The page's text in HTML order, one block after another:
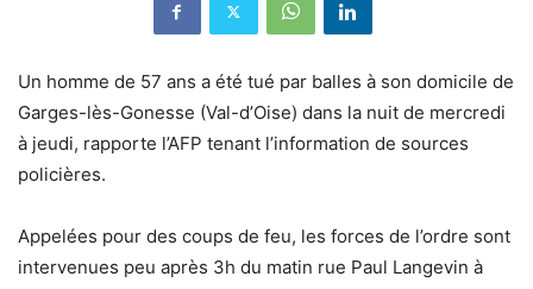
Un homme de 57 ans a été tué par balles à son domicile de
Garges-lès-Gonesse (Val-d’Oise) dans la nuit de mercredi
à jeudi, rapporte l’AFP tenant l’information de sources
policières.
Appelées pour des coups de feu, les forces de l’ordre sont
intervenues peu après 3h du matin rue Paul Langevin à